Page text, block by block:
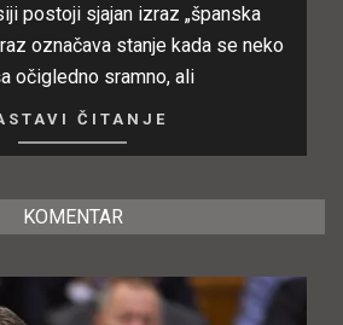
postoji sjajan izraz „španska
označava stanje kada se neko
očigledno sramno, ali
ČITANJE
KOMENTAR